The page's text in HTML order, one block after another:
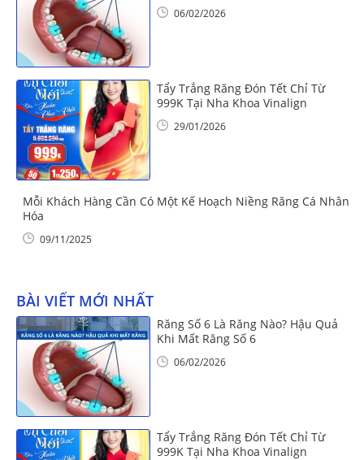
06/02/2026
Tẩy Trắng Răng Đón Tết Chỉ Từ
999K Tại Nha Khoa Vinalign
29/01/2026
Mỗi Khách Hàng Cần Có Một Kế Hoạch Niềng Răng Cá Nhân
Hóa
09/11/2025
BÀI VIẾT MỚI NHẤT
Răng Số 6 Là Răng Nào? Hậu Quả
Khi Mất Răng Số 6
06/02/2026
Tẩy Trắng Răng Đón Tết Chỉ Từ
999K Tại Nha Khoa Vinalign